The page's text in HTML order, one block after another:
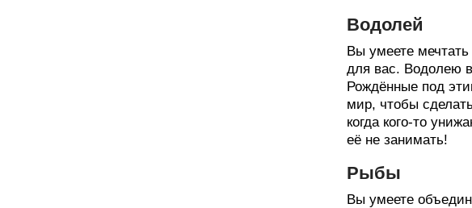
Водолей
Вы умеете
для вас. Водолею
Рождённые под
мир, чтобы
когда кого-то
её не занимать!
Рыбы
Вы умеете